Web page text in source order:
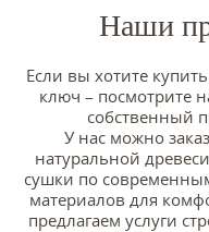
Наши
Если вы хотите
ключ – посмотрите
собственный
У нас можно
натуральной
сушки по
материалов для
предлагаем услуги